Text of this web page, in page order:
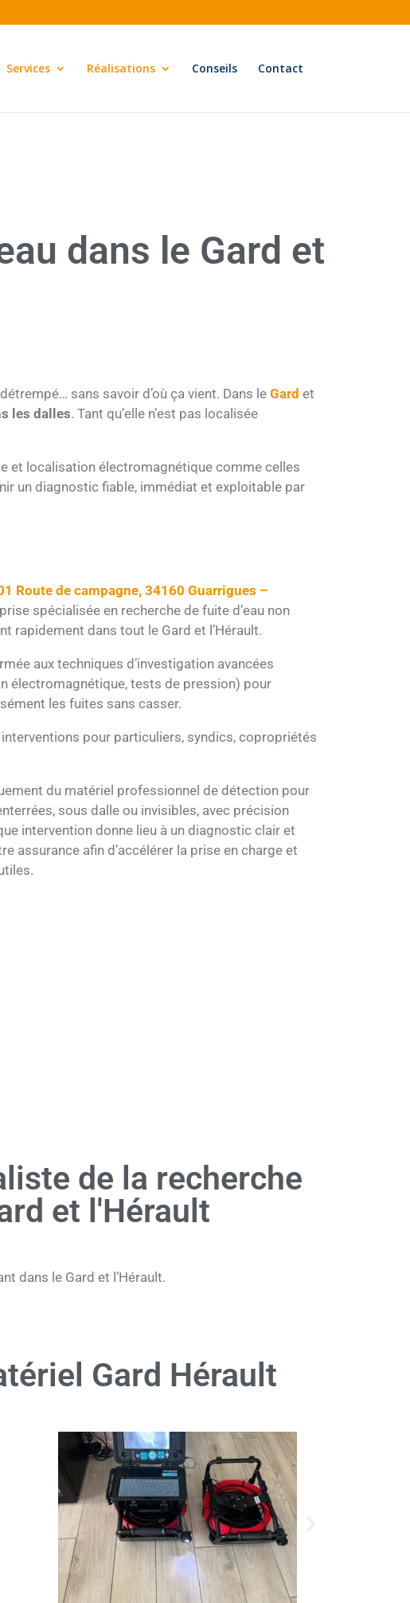
Services Réalisations Conseils Contact
dans le Gard et
sans savoir d’où ça vient. Dans le Gard et
les dalles. Tant qu’elle n’est pas localisée
et localisation électromagnétique comme celles
un diagnostic fiable, immédiat et exploitable par
Route de campagne, 34160 Guarrigues –
spécialisée en recherche de fuite d’eau non
rapidement dans tout le Gard et l’Hérault.
aux techniques d’investigation avancées
électromagnétique, tests de pression) pour
les fuites sans casser.
pour particuliers, syndics, copropriétés
du matériel professionnel de détection pour
sous dalle ou invisibles, avec précision
intervention donne lieu à un diagnostic clair et
assurance afin d’accélérer la prise en charge et
de la recherche
et l'Hérault
dans le Gard et l’Hérault.
Gard Hérault